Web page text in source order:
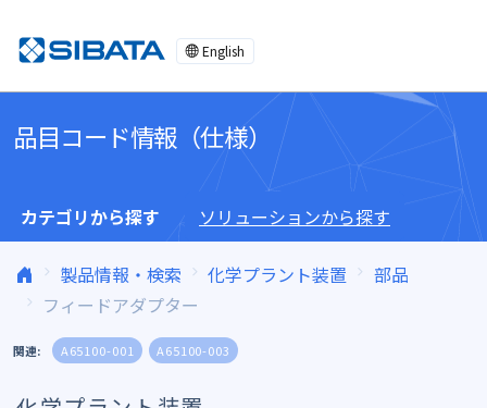
English
品目コード情報（仕様）
カテゴリから探す ソリューションから探す
製品情報・検索 化学プラント装置
部品
フィードアダプター
関連: A65100-001 A65100-003